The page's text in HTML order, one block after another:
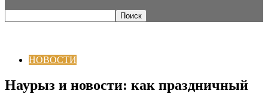
НОВОСТИ
Наурыз и новости: как праздничный